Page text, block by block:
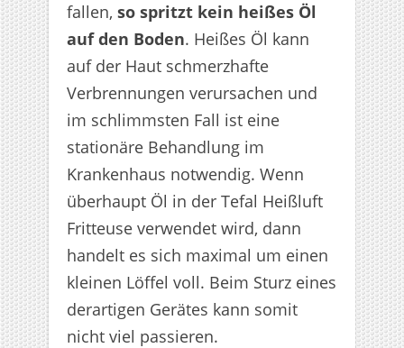
fallen, so spritzt kein heißes Öl
auf den Boden. Heißes Öl kann
auf der Haut schmerzhafte
Verbrennungen verursachen und
im schlimmsten Fall ist eine
stationäre Behandlung im
Krankenhaus notwendig. Wenn
überhaupt Öl in der Tefal Heißluft
Fritteuse verwendet wird, dann
handelt es sich maximal um einen
kleinen Löffel voll. Beim Sturz eines
derartigen Gerätes kann somit
nicht viel passieren.